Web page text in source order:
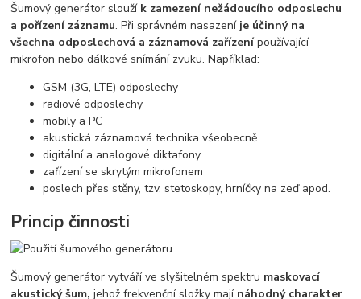
Šumový generátor slouží k zamezení nežádoucího odposlechu
a pořízení záznamu. Při správném nasazení je účinný na
všechna odposlechová a záznamová zařízenípoužívající
mikrofon nebo dálkové snímání zvuku. Například:
GSM (3G, LTE) odposlechy
radiové odposlechy
mobily a PC
akustická záznamová technika všeobecně
digitální a analogové diktafony
zařízení se skrytým mikrofonem
poslech přes stěny, tzv. stetoskopy, hrníčky na zeď apod.
Princip činnosti
Šumový generátor vytváří ve slyšitelném spektru maskovací
akustický šum,jehož frekvenční složky mají náhodný charakter.